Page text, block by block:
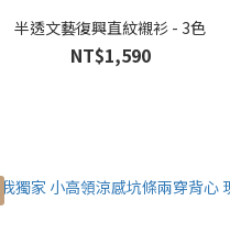
半透文藝復興直紋襯衫 - 3色
NT$1,590